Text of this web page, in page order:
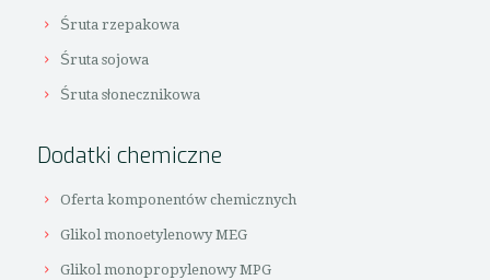
Śruta rzepakowa
Śruta sojowa
Śruta słonecznikowa
Dodatki chemiczne
Oferta komponentów chemicznych
Glikol monoetylenowy MEG
Glikol monopropylenowy MPG